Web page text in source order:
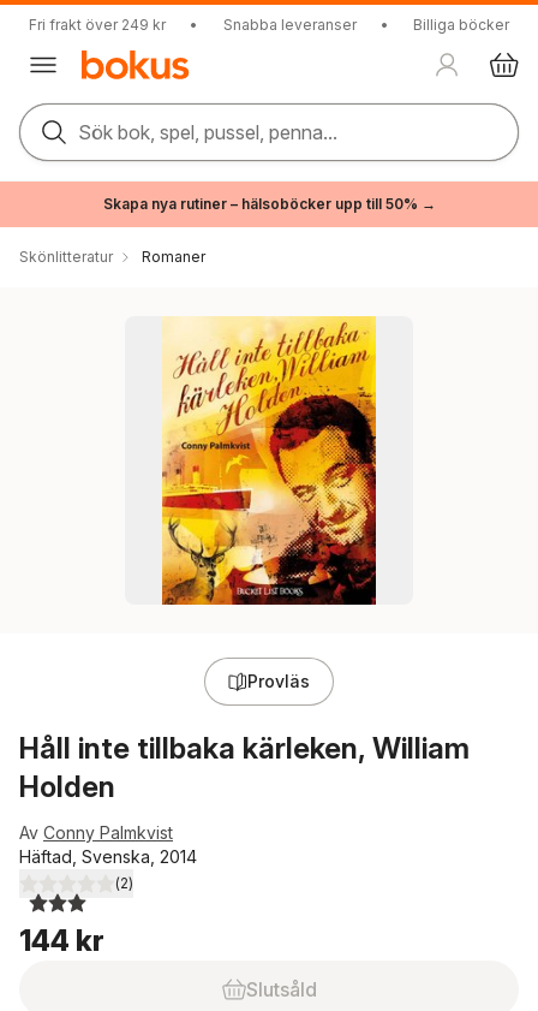
Fri frakt över 249 kr • Snabba leveranser • Billiga böcker
Sök bok, spel, pussel, penna...
Skapa nya rutiner – hälsoböcker upp till 50% →
Skönlitteratur Romaner
Provläs
Håll inte tillbaka kärleken, William
Holden
Av Conny Palmkvist
Häftad, Svenska, 2014
3,0utav 5 stjärnor. Totalt antal röster:
(2)
144 kr
Slutsåld